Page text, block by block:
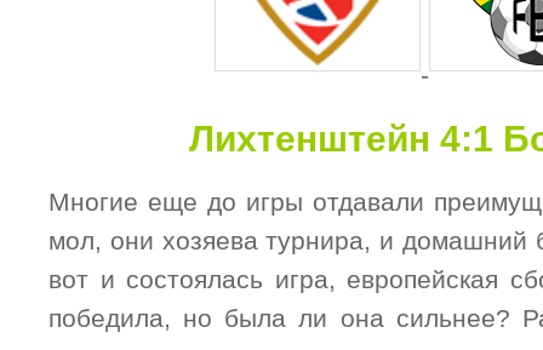
-
Лихтенштейн 4:1
Многие еще до игры отдавали
мол, они хозяева турнира, и домашний
вот и состоялась игра, европейская
победила, но была ли она сильнее?